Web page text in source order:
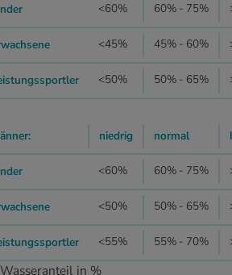
<60% 60% - 75%
<45% 45% - 60%
<50% 50% - 65%
niedrig normal
<60% 60% - 75%
<50% 50% - 65%
<55% 55% - 70%
Wasseranteil in %